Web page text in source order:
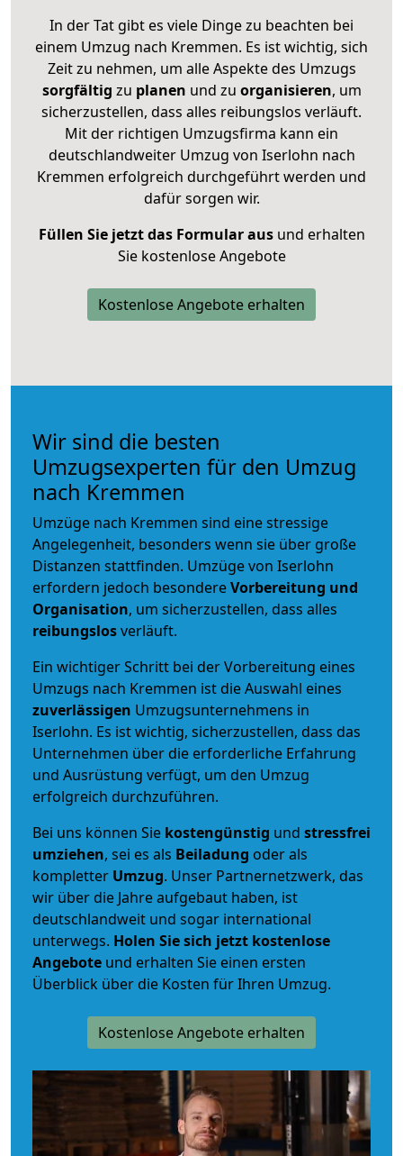
In der Tat gibt es viele Dinge zu beachten bei
einem Umzug nach Kremmen. Es ist wichtig, sich
Zeit zu nehmen, um alle Aspekte des Umzugs
sorgfältig zu planen und zu organisieren, um
sicherzustellen, dass alles reibungslos verläuft.
Mit der richtigen Umzugsfirma kann ein
deutschlandweiter Umzug von Iserlohn nach
Kremmen erfolgreich durchgeführt werden und
dafür sorgen wir.
Füllen Sie jetzt das Formular ausund erhalten
Sie kostenlose Angebote
Kostenlose Angebote erhalten
Wir sind die besten
Umzugsexperten für den Umzug
nach Kremmen
Umzüge nach Kremmen sind eine stressige
Angelegenheit, besonders wenn sie über große
Distanzen stattfinden. Umzüge von Iserlohn
erfordern jedoch besondereVorbereitung und
Organisation, um sicherzustellen, dass alles
reibungslosverläuft.
Ein wichtiger Schritt bei der Vorbereitung eines
Umzugs nach Kremmen ist die Auswahl eines
zuverlässigen Umzugsunternehmens in
Iserlohn. Es ist wichtig, sicherzustellen, dass das
Unternehmen über die erforderliche Erfahrung
und Ausrüstung verfügt, um den Umzug
erfolgreich durchzuführen.
Bei uns können Sie kostengünstig und stressfrei
umziehen, sei es als Beiladung oder als
kompletter Umzug. Unser Partnernetzwerk, das
wir über die Jahre aufgebaut haben, ist
deutschlandweit und sogar international
unterwegs. Holen Sie sich jetzt kostenlose
Angebote und erhalten Sie einen ersten
Überblick über die Kosten für Ihren Umzug.
Kostenlose Angebote erhalten